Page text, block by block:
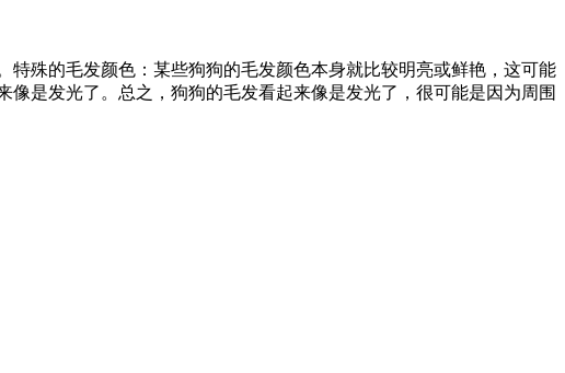
殊的毛发颜色：某些狗狗的毛发颜色本身就比较明亮或鲜艳，这可能
是发光了。总之，狗狗的毛发看起来像是发光了，很可能是因为周围